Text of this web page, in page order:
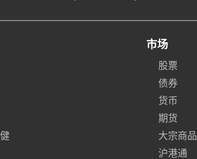
市场
股票
债券
货币
期货
大宗商品
沪港通